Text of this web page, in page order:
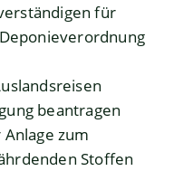
für
beantragen
zum
Stoffen